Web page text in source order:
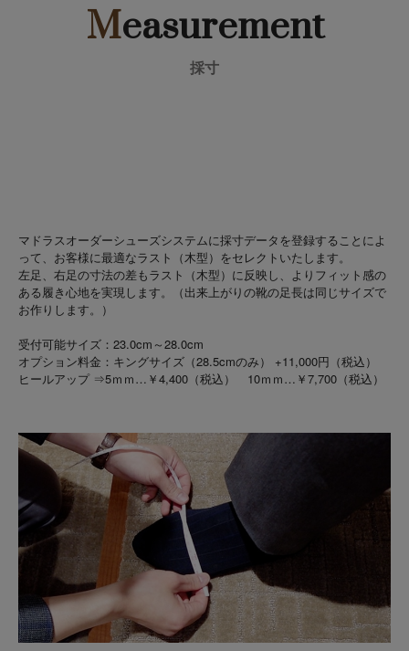
Measurement
採寸
マドラスオーダーシューズシステムに採寸データを登録することによ
って、お客様に最適なラスト（木型）をセレクトいたします。
左足、右足の寸法の差もラスト（木型）に反映し、よりフィット感の
ある履き心地を実現します。（出来上がりの靴の足長は同じサイズで
お作りします。）
受付可能サイズ：23.0cm～28.0cm
オプション料金：キングサイズ（28.5cmのみ） +11,000円（税込）
ヒールアップ ⇒5ｍｍ…￥4,400（税込） 10ｍｍ…￥7,700（税込）